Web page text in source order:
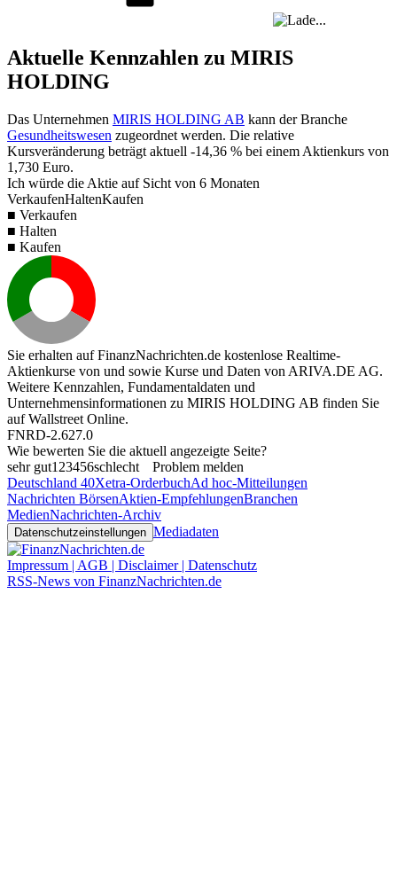
Aktuelle Kennzahlen zu MIRIS
HOLDING
Das Unternehmen MIRIS HOLDING AB kann der Branche
Gesundheitswesen zugeordnet werden. Die relative
Kursveränderung beträgt aktuell -14,36 % bei einem Aktienkurs von
1,730 Euro.
Ich würde die Aktie auf Sicht von 6 Monaten
VerkaufenHaltenKaufen
■ Verkaufen
■ Halten
■ Kaufen
Sie erhalten auf FinanzNachrichten.de kostenlose Realtime-
Aktienkurse von und sowie Kurse und Daten von ARIVA.DE AG.
Weitere Kennzahlen, Fundamentaldaten und
Unternehmensinformationen zu MIRIS HOLDING AB finden Sie
aufWallstreet Online.
FNRD-2.627.0
Wie bewerten Sie die aktuell angezeigte Seite?
sehr gut1 23456schlecht
Problem melden
Deutschland 40Xetra-OrderbuchAd hoc-Mitteilungen
Nachrichten BörsenAktien-EmpfehlungenBranchen
MedienNachrichten-Archiv
Datenschutzeinstellungen Mediadaten
Impressum | AGB | Disclaimer | Datenschutz
RSS-News von FinanzNachrichten.de